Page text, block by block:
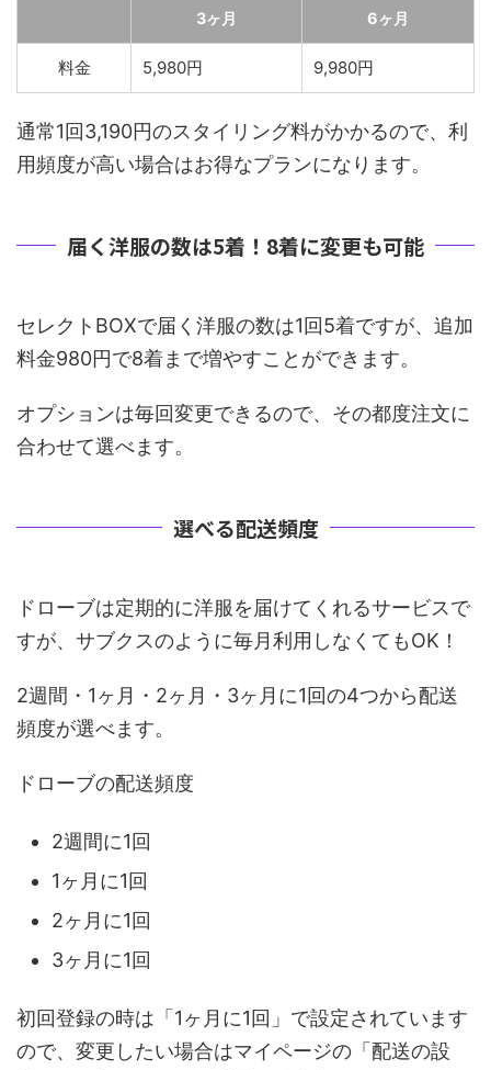
3ヶ月 6ヶ月
料金 5,980円 9,980円
通常1回3,190円のスタイリング料がかかるので、利
用頻度が高い場合はお得なプランになります。
届く洋服の数は5着！8着に変更も可能
セレクトBOXで届く洋服の数は1回5着ですが、追加
料金980円で8着まで増やすことができます。
オプションは毎回変更できるので、その都度注文に
合わせて選べます。
選べる配送頻度
ドローブは定期的に洋服を届けてくれるサービスで
すが、サブクスのように毎月利用しなくてもOK！
2週間・1ヶ月・2ヶ月・3ヶ月に1回の4つから配送
頻度が選べます。
ドローブの配送頻度
2週間に1回
1ヶ月に1回
2ヶ月に1回
3ヶ月に1回
初回登録の時は「1ヶ月に1回」で設定されています
ので、変更したい場合はマイページの「配送の設